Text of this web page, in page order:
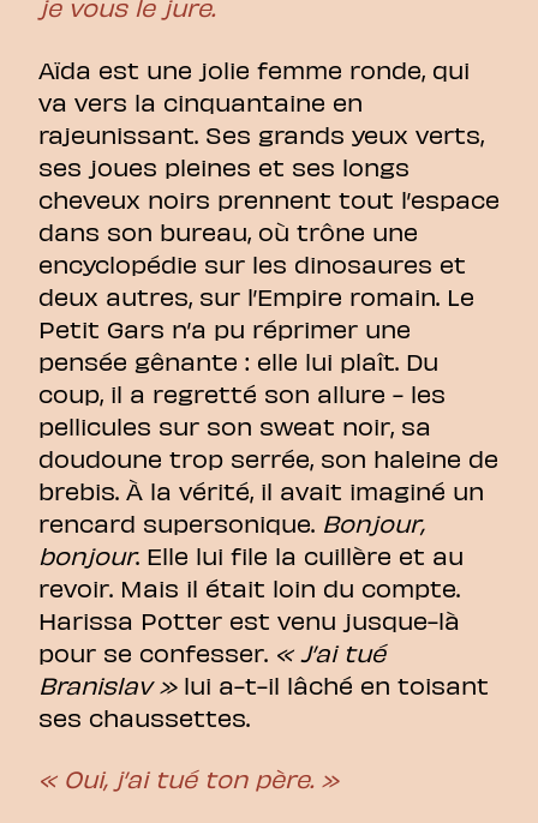
je vous le jure.
Aïda est une jolie femme ronde, qui
va vers la cinquantaine en
rajeunissant. Ses grands yeux verts,
ses joues pleines et ses longs
cheveux noirs prennent tout l’espace
dans son bureau, où trône une
encyclopédie sur les dinosaures et
deux autres, sur l’Empire romain. Le
Petit Gars n’a pu réprimer une
pensée gênante : elle lui plaît. Du
coup, il a regretté son allure - les
pellicules sur son sweat noir, sa
doudoune trop serrée, son haleine de
brebis. À la vérité, il avait imaginé un
rencard supersonique. Bonjour,
bonjour. Elle lui file la cuillère et au
revoir. Mais il était loin du compte.
Harissa Potter est venu jusque-là
pour se confesser. « J’ai tué
Branislav »lui a-t-il lâché en toisant
ses chaussettes.
« Oui, j’ai tué ton père. »